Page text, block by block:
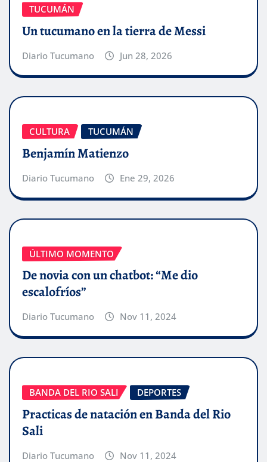
TUCUMÁN
Un tucumano en la tierra de Messi
Diario Tucumano Jun 28, 2026
CULTURA TUCUMÁN
Benjamín Matienzo
Diario Tucumano Ene 29, 2026
ÚLTIMO MOMENTO
De novia con un chatbot: “Me dio
escalofríos”
Diario Tucumano Nov 11, 2024
BANDA DEL RIO SALI DEPORTES
Practicas de natación en Banda del Rio
Sali
Diario Tucumano Nov 11, 2024